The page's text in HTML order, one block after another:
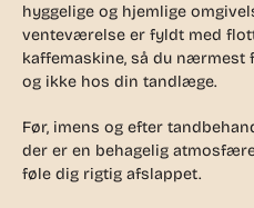
hyggelige og hjemlige
venteværelse er fyldt med
kaffemaskine, så du nærmest
og ikke hos din tandlæge.
Før, imens og efter
der er en behagelig
føle dig rigtig afslappet.